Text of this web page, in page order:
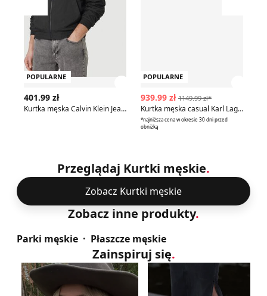
Przesuń w lewo
POPULARNE
401.99 zł
Kurtka męska Calvin Klein Jeans
POPULARNE
939.99 zł 1149.99 zł*
Kurtka męska casual Karl Lagerfeld
*najniższa cena w okresie 30 dni przed
obniżką
Przeglądaj Kurtki męskie.
Zobacz Kurtki męskie
Zobacz inne produkty.
Parki męskie Płaszcze męskie
Zainspiruj się.